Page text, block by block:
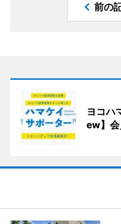
前の
ヨコハ
ew】会